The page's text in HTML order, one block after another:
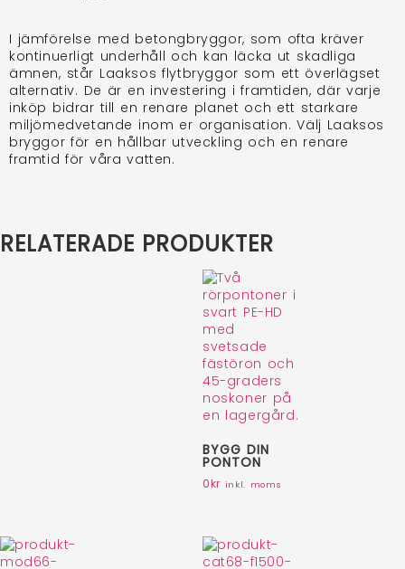
I jämförelse med betongbryggor, som ofta kräver
kontinuerligt underhåll och kan läcka ut skadliga
ämnen, står Laaksos flytbryggor som ett överlägset
alternativ. De är en investering i framtiden, där varje
inköp bidrar till en renare planet och ett starkare
miljömedvetande inom er organisation. Välj Laaksos
bryggor för en hållbar utveckling och en renare
framtid för våra vatten.
RELATERADE PRODUKTER
BYGG DIN
PONTON
0kr inkl. moms